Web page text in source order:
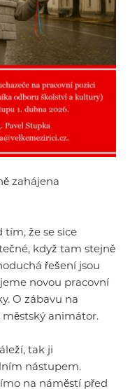
zahájena
že se sice
když tam stejně
řešení jsou
novou pracovní
O zábavu na
animátor.
tak ji
nástupem.
na náměstí před